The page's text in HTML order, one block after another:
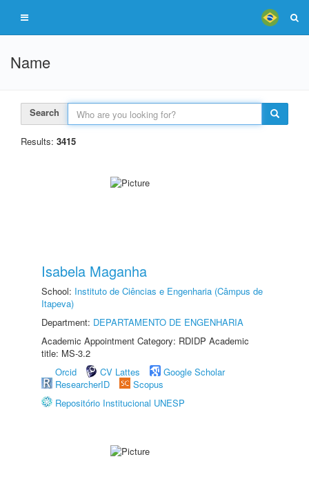
Name
Search
Results: 3415
Isabela Maganha
School: Instituto de Ciências e Engenharia (Câmpus de
Itapeva)
Department: DEPARTAMENTO DE ENGENHARIA
Academic Appointment Category: RDIDP Academic
title: MS-3.2
Orcid
CV Lattes
Google Scholar
ResearcherID
Scopus
Repositório Institucional UNESP